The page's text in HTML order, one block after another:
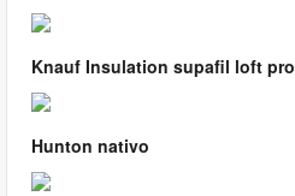
Knauf Insulation supafil loft pro
Hunton nativo